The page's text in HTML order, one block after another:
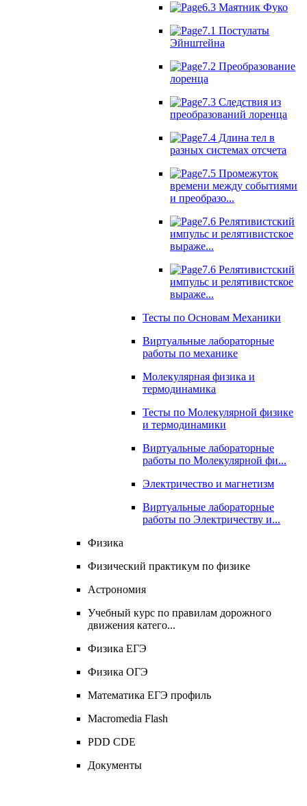
6.3 Маятник Фуко
7.1 Постулаты
Эйнштейна
7.2 Преобразование
лоренца
7.3 Следствия из
преобразований лоренца
7.4 Длина тел в
разных системах отсчета
7.5 Промежуток
времени между событиями
и преобразо...
7.6 Релятивистский
импульс и релятивистское
выраже...
7.6 Релятивистский
импульс и релятивистское
выраже...
Тесты по Основам Механики
Виртуальные лабораторные
работы по механике
Молекулярная физика и
термодинамика
Тесты по Молекулярной физике
и термодинамики
Виртуальные лабораторные
работы по Молекулярной фи...
Электричество и магнетизм
Виртуальные лабораторные
работы по Электричеству и...
Физика
Физический практикум по физике
Астрономия
Учебный курс по правилам дорожного
движения катего...
Физика ЕГЭ
Физика ОГЭ
Математика ЕГЭ профиль
Macromedia Flash
PDD CDЕ
Документы